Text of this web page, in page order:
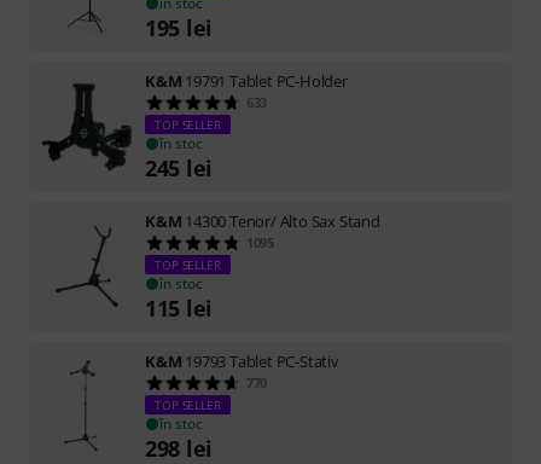
195 lei
K&M 19791 Tablet PC-Holder
633
TOP SELLER
în stoc
245 lei
K&M 14300 Tenor/ Alto Sax Stand
1095
TOP SELLER
în stoc
115 lei
K&M 19793 Tablet PC-Stativ
770
TOP SELLER
în stoc
298 lei